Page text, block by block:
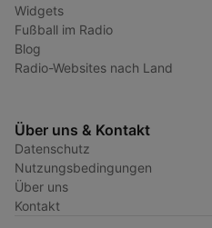
Widgets
Fußball im Radio
Blog
Radio-Websites nach Land
Über uns & Kontakt
Datenschutz
Nutzungsbedingungen
Über uns
Kontakt